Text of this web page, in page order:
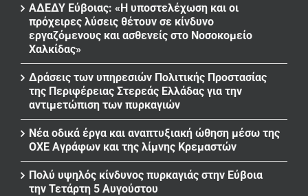
ΑΔΕΔΥ Εύβοιας: «Η υποστελέχωση και οι
πρόχειρες λύσεις θέτουν σε κίνδυνο
εργαζόμενους και ασθενείς στο Νοσοκομείο
Χαλκίδας»
Δράσεις των υπηρεσιών Πολιτικής Προστασίας
της Περιφέρειας Στερεάς Ελλάδας για την
αντιμετώπιση των πυρκαγιών
Νέα οδικά έργα και αναπτυξιακή ώθηση μέσω της
ΟΧΕ Αγράφων και της λίμνης Κρεμαστών
Πολύ υψηλός κίνδυνος πυρκαγιάς στην Εύβοια
την Τετάρτη 5 Αυγούστου